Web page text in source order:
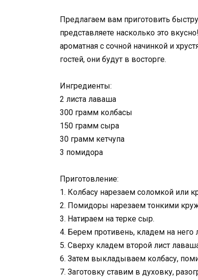
Предлагаем вам приготовить
представляете насколько это
ароматная с сочной начинкой и
гостей, они будут в восторге.
Ингредиенты:
2 листа лаваша
300 грамм колбасы
150 грамм сыра
30 грамм кетчупа
3 помидора
Приготовление:
1. Колбасу нарезаем соломкой или
2. Помидоры нарезаем тонкими
3. Натираем на терке сыр.
4. Берем противень, кладем на
5. Сверху кладем второй лист
6. Затем выкладываем колбасу,
7. Заготовку ставим в духовку,